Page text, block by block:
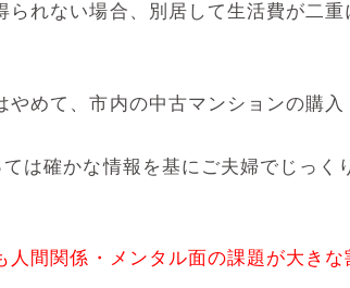
れない場合、別居して生活費が二
めて、市内の中古マンションの購入
は確かな情報を基にご夫婦でじっ
間関係・メンタル面の課題が大きな